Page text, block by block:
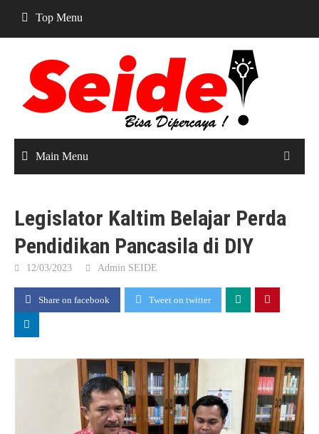
content
Top Menu
Main Menu
Legislator Kaltim Belajar Perda
Pendidikan Pancasila di DIY
12/03/2023 Admin SEIDE
Share on facebook Tweet on twitter